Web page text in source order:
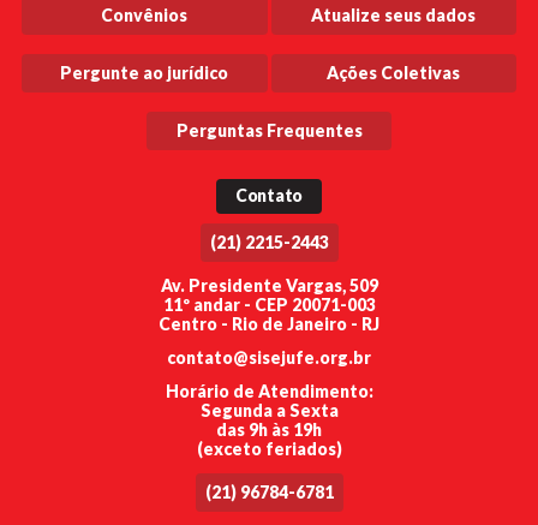
Convênios Atualize seus dados
Pergunte ao jurídico Ações Coletivas
Perguntas Frequentes
Contato
(21) 2215-2443
Av. Presidente Vargas, 509
11º andar - CEP 20071-003
Centro - Rio de Janeiro - RJ
contato@sisejufe.org.br
Horário de Atendimento:
Segunda a Sexta
das 9h às 19h
(exceto feriados)
(21) 96784-6781